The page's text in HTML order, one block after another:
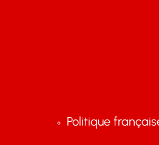
Politique